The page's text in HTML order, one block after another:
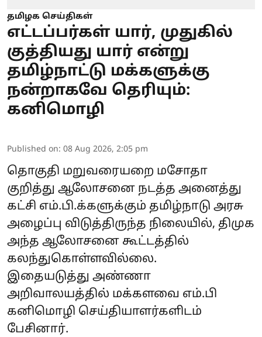
தமிழக செய்திகள்
எட்டப்பர்கள் யார், முதுகில்
குத்தியது யார் என்று
தமிழ்நாட்டு மக்களுக்கு
நன்றாகவே தெரியும்:
கனிமொழி
Published on: 08 Aug 2026, 2:05 pm
தொகுதி மறுவரையறை மசோதா
குறித்து ஆலோசனை நடத்த அனைத்து
கட்சி எம்.பி.க்களுக்கும் தமிழ்நாடு அரசு
அழைப்பு விடுத்திருந்த நிலையில், திமுக
அந்த ஆலோசனை கூட்டத்தில்
கலந்துகொள்ளவில்லை.
இதையடுத்து அண்ணா
அறிவாலயத்தில் மக்களவை எம்.பி
கனிமொழி செய்தியாளர்களிடம்
பேசினார்.